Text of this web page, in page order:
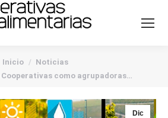
Inicio
Noticias
como agrupadoras…
Dic